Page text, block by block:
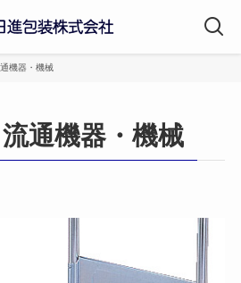
機器・機械
通機器・機械